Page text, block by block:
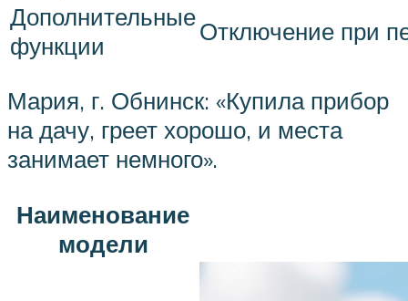
Дополнительные
функции
Отключение при
Мария, г. Обнинск: «Купила прибор
на дачу, греет хорошо, и места
занимает немного».
Наименование
модели